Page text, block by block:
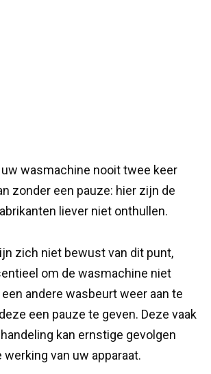
wasmachine nooit twee keer
zonder een pauze: hier zijn de
liever niet onthullen.
zich niet bewust van dit punt,
om de wasmachine niet
andere wasbeurt weer aan te
een pauze te geven. Deze vaak
kan ernstige gevolgen
werking van uw apparaat.